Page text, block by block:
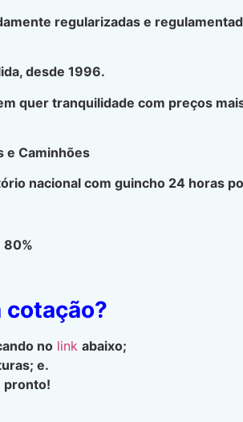
regularizadas e
desde 1996.
quer tranquilidade com preços
e Caminhões
nacional com guincho 24 horas
80%
cotação?
no link abaixo;
e.
pronto!